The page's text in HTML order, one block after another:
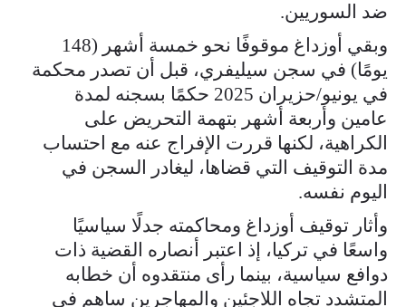
ضد السوريين.
وبقي أوزداغ موقوفًا نحو خمسة أشهر (148
يومًا) في سجن سيليفري، قبل أن تصدر محكمة
في يونيو/حزيران 2025 حكمًا بسجنه لمدة
عامين وأربعة أشهر بتهمة التحريض على
الكراهية، لكنها قررت الإفراج عنه مع احتساب
مدة التوقيف التي قضاها، ليغادر السجن في
اليوم نفسه.
وأثار توقيف أوزداغ ومحاكمته جدلًا سياسيًا
واسعًا في تركيا، إذ اعتبر أنصاره القضية ذات
دوافع سياسية، بينما رأى منتقدوه أن خطابه
المتشدد تجاه اللاجئين والمهاجرين ساهم في